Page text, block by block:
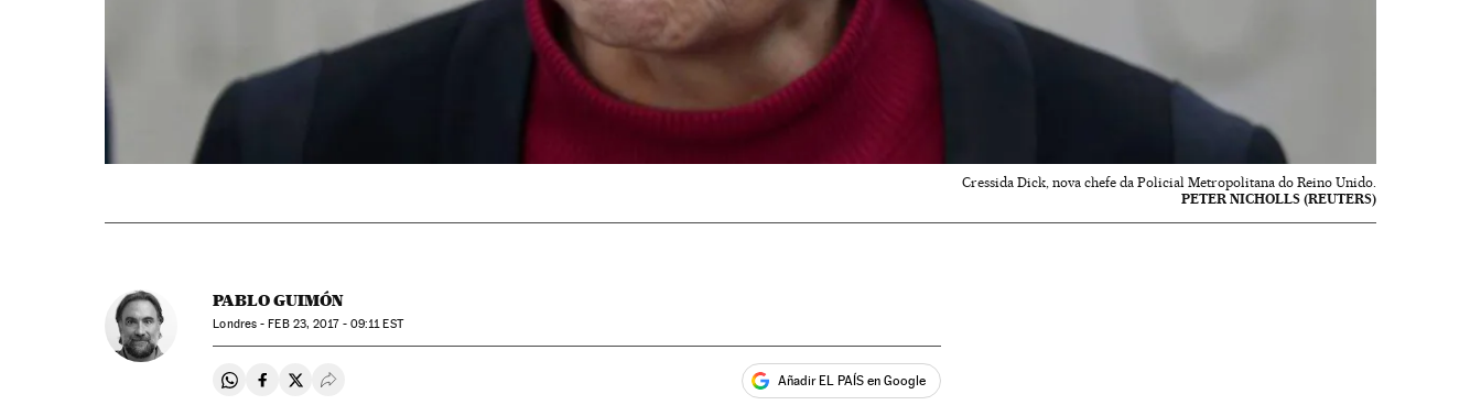
Cressida Dick, nova chefe da Policial Metropolitana do Reino Unido.
PETER NICHOLLS (REUTERS)
PABLO GUIMÓN
Londres - FEB23, 2017 - 09:11EST
Compartir en Whatsapp
Compartir en Facebook
Compartir en Twitter
Desplegar Redes Sociales Añadir EL PAÍS en Google